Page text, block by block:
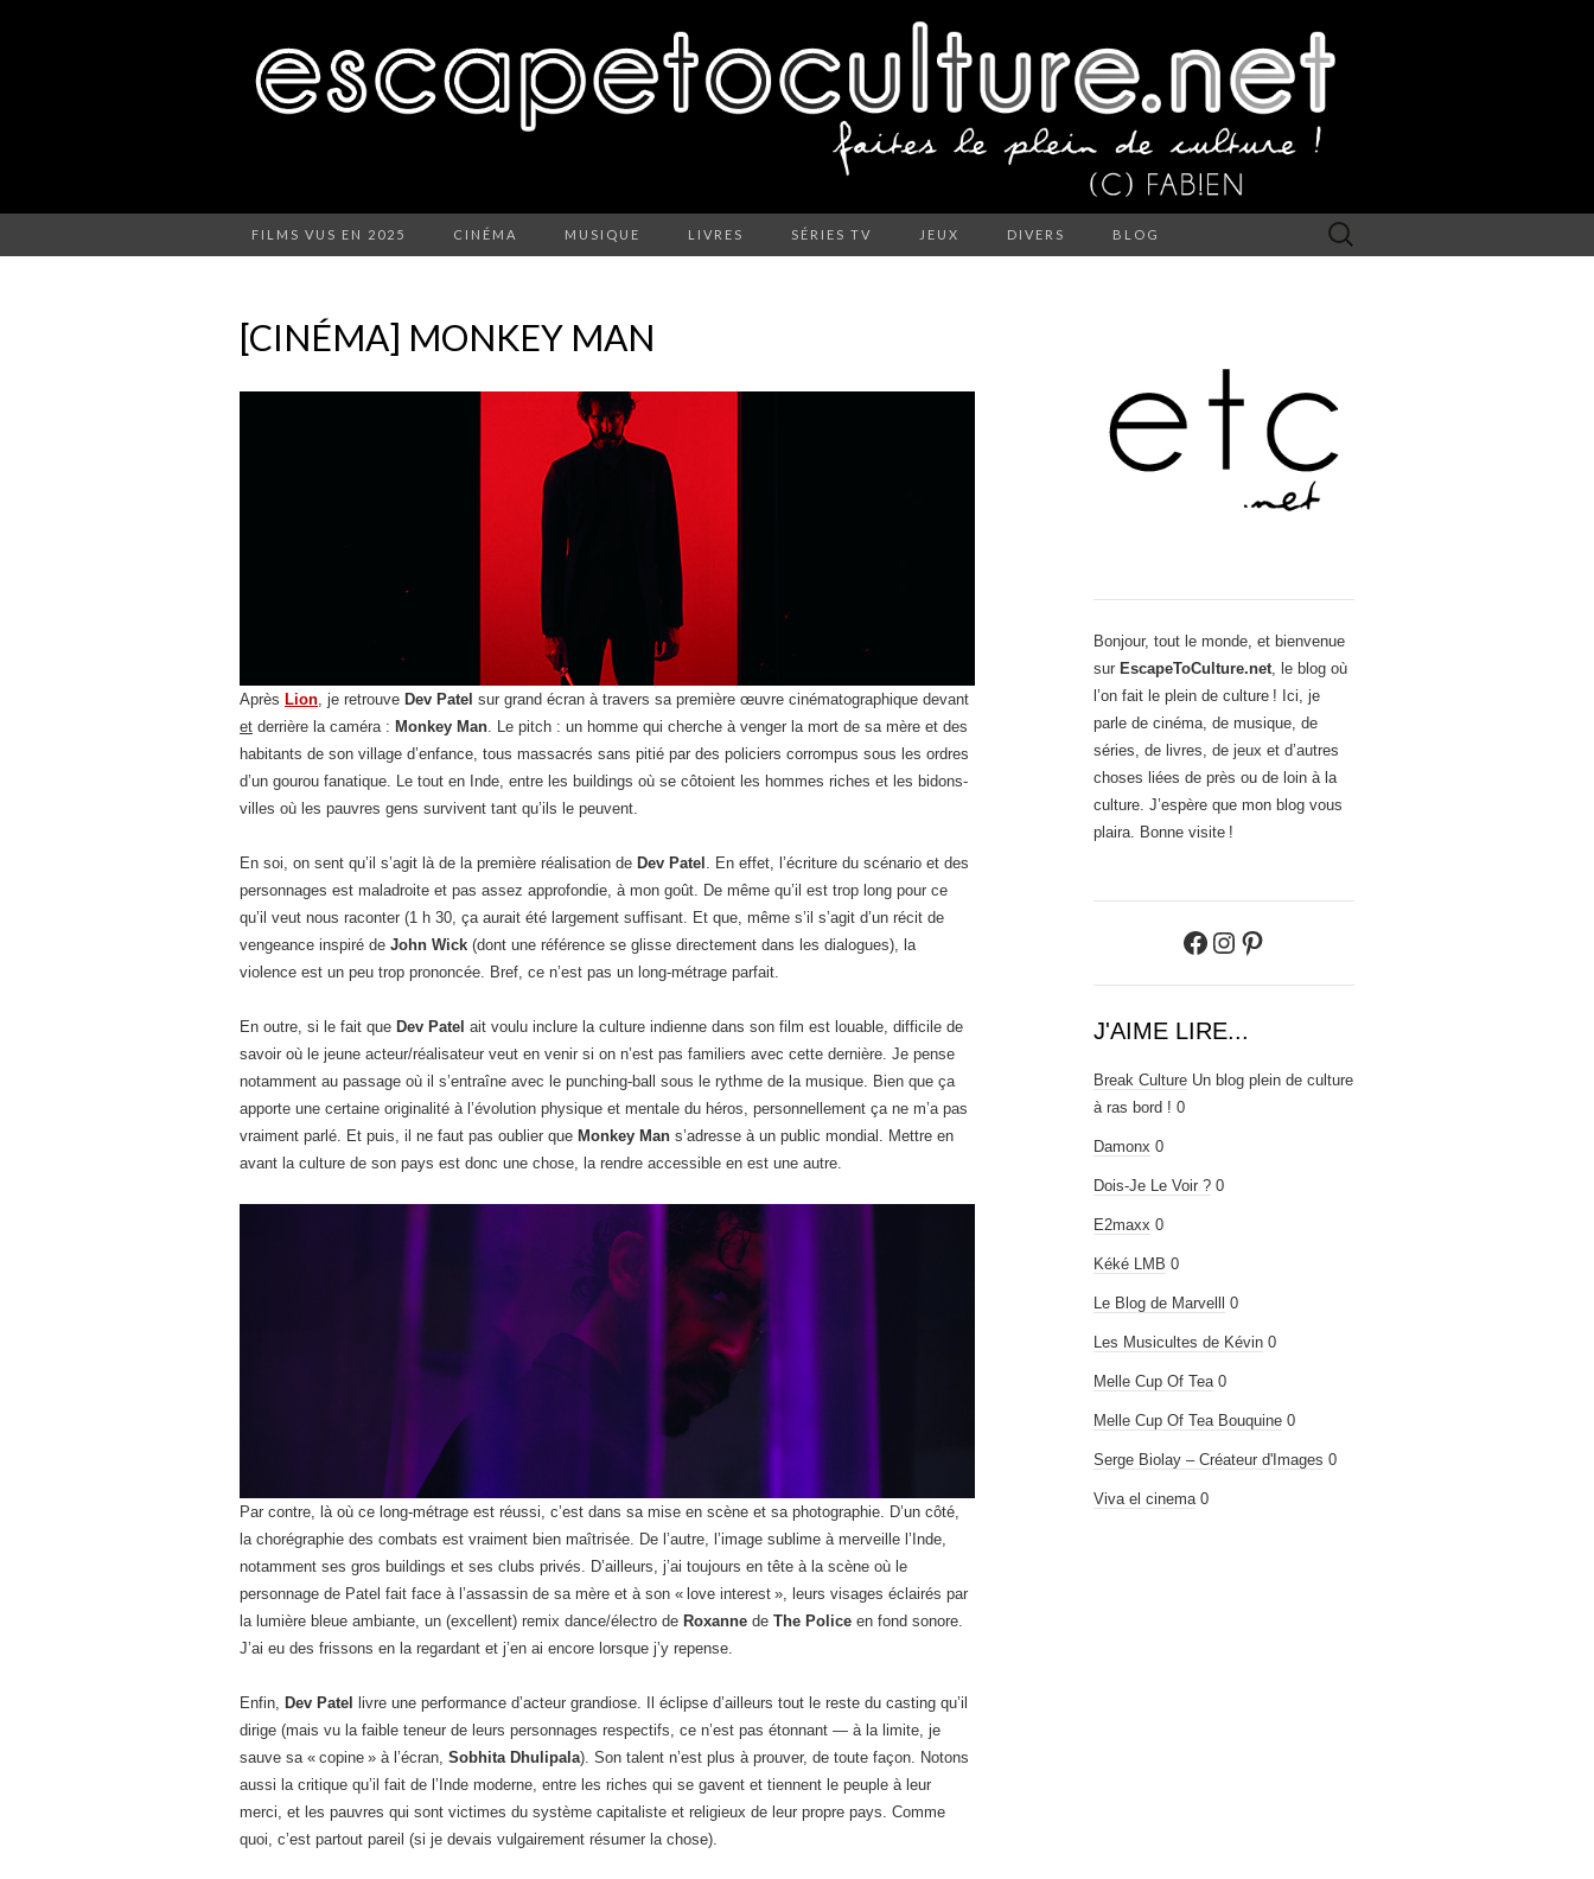
FILMS VUS EN 2025 CINÉMA MUSIQUE LIVRES SÉRIES TV JEUX DIVERS BLOG Rechercher :
[CINÉMA] MONKEY MAN
Après Lion , je retrouve Dev Patel sur grand écran à travers sa première œuvre cinématographique devant
et derrière la caméra : Monkey Man . Le pitch : un homme qui cherche à venger la mort de sa mère et des
habitants de son village d’enfance, tous massacrés sans pitié par des policiers corrompus sous les ordres
d’un gourou fanatique. Le tout en Inde, entre les buildings où se côtoient les hommes riches et les bidons-
villes où les pauvres gens survivent tant qu’ils le peuvent.
En soi, on sent qu’il s’agit là de la première réalisation de Dev Patel
. En effet, l’écriture du scénario et des
personnages est maladroite et pas assez approfondie, à mon goût. De même qu’il est trop long pour ce
qu’il veut nous raconter (1 h 30, ça aurait été largement suffisant. Et que, même s’il s’agit d’un récit de
vengeance inspiré de John Wick (dont une référence se glisse directement dans les dialogues), la
violence est un peu trop prononcée. Bref, ce n’est pas un long-métrage parfait.
En outre, si le fait que Dev Patel ait voulu inclure la culture indienne dans son film est louable, difficile de
savoir où le jeune acteur/réalisateur veut en venir si on n’est pas familiers avec cette dernière. Je pense
notamment au passage où il s’entraîne avec le punching-ball sous le rythme de la musique. Bien que ça
apporte une certaine originalité à l’évolution physique et mentale du héros, personnellement ça ne m’a pas
vraiment parlé. Et puis, il ne faut pas oublier que Monkey Man s’adresse à un public mondial. Mettre en
avant la culture de son pays est donc une chose, la rendre accessible en est une autre.
Par contre, là où ce long-métrage est réussi, c’est dans sa mise en scène et sa photographie. D’un côté,
la chorégraphie des combats est vraiment bien maîtrisée. De l’autre, l’image sublime à merveille l’Inde,
notamment ses gros buildings et ses clubs privés. D’ailleurs, j’ai toujours en tête à la scène où le
personnage de Patel fait face à l’assassin de sa mère et à son « love interest », leurs visages éclairés par
la lumière bleue ambiante, un (excellent) remix dance/électro de Roxanne de The Police en fond sonore.
J’ai eu des frissons en la regardant et j’en ai encore lorsque j’y repense.
Enfin, Dev Patel
livre une performance d’acteur grandiose. Il éclipse d’ailleurs tout le reste du casting qu’il
dirige (mais vu la faible teneur de leurs personnages respectifs, ce n’est pas étonnant — à la limite, je
sauve sa « copine » à l’écran, Sobhita Dhulipala). Son talent n’est plus à prouver, de toute façon. Notons
aussi la critique qu’il fait de l’Inde moderne, entre les riches qui se gavent et tiennent le peuple à leur
merci, et les pauvres qui sont victimes du système capitaliste et religieux de leur propre pays. Comme
quoi, c’est partout pareil (si je devais vulgairement résumer la chose).
Bonjour, tout le monde, et bienvenue
sur EscapeToCulture.net , le blog où
l’on fait le plein de culture ! Ici, je
parle de cinéma, de musique, de
séries, de livres, de jeux et d’autres
choses liées de près ou de loin à la
culture. J’espère que mon blog vous
plaira. Bonne visite !
Facebook
Instagram
Pinterest
J'AIME LIRE...
Break Culture Un blog plein de culture
à ras bord ! 0
Damonx 0
Dois-Je Le Voir ? 0
E2maxx 0
Kéké LMB 0
Le Blog de Marvelll 0
Les Musicultes de Kévin 0
Melle Cup Of Tea 0
Melle Cup Of Tea Bouquine 0
Serge Biolay – Créateur d'Images 0
Viva el cinema 0